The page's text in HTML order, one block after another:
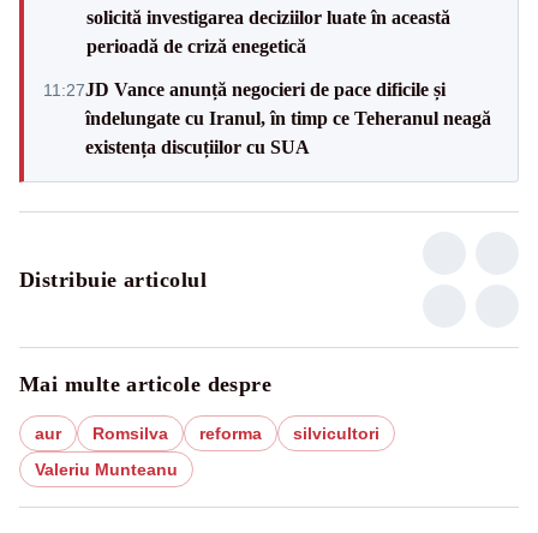
solicită investigarea deciziilor luate în această
perioadă de criză enegetică
11:27JD Vance anunță negocieri de pace dificile și
îndelungate cu Iranul, în timp ce Teheranul neagă
existența discuțiilor cu SUA
Distribuie articolul
Mai multe articole despre
aur Romsilva reforma
silvicultori
Valeriu Munteanu